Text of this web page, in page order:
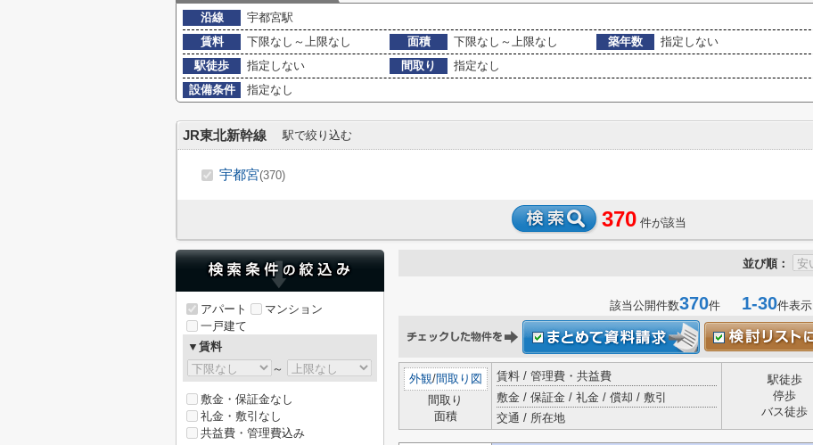
沿線
宇都宮駅
賃料
下限なし～上限なし 面積 下限なし～上限なし 築年数
指定しない
駅徒歩
指定しない 間取り
指定なし
設備条件
指定なし
JR東北新幹線 駅で絞り込む
宇都宮(370)
370 件が該当
並び順：
該当公開件数370件 1-30件表示
外観/間取り図
間取り
面積
賃料 / 管理費・共益費
敷金 / 保証金 / 礼金 / 償却 / 敷引
交通 / 所在地
駅徒歩
停歩
バス徒歩
アパート
マンション
一戸建て
▼賃料
～
敷金・保証金なし
礼金・敷引なし
共益費・管理費込み